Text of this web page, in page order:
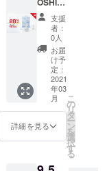
くお願い致
いた場
合、売
り切れ
となる
ことが
ありま
す。 超
過分は
急ぎご
用意さ
せてい
ただき
OI1個
5,780円
全国送
料無
料・税
込価格
▼配送
に間し
て 製造
国：中
国 予定
個数以
上の多
支援を
支援
者：
0人
お届
け予
定：
2021
年03
月
詳細を見る
こ
の
リ
タ
ー
ン
を
選
択
す
る